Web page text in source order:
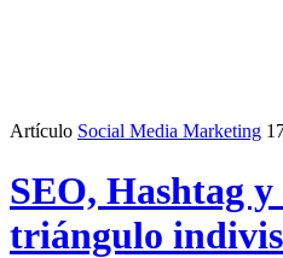
Artículo Social Media Marketing
SEO, Hashtag
triángulo